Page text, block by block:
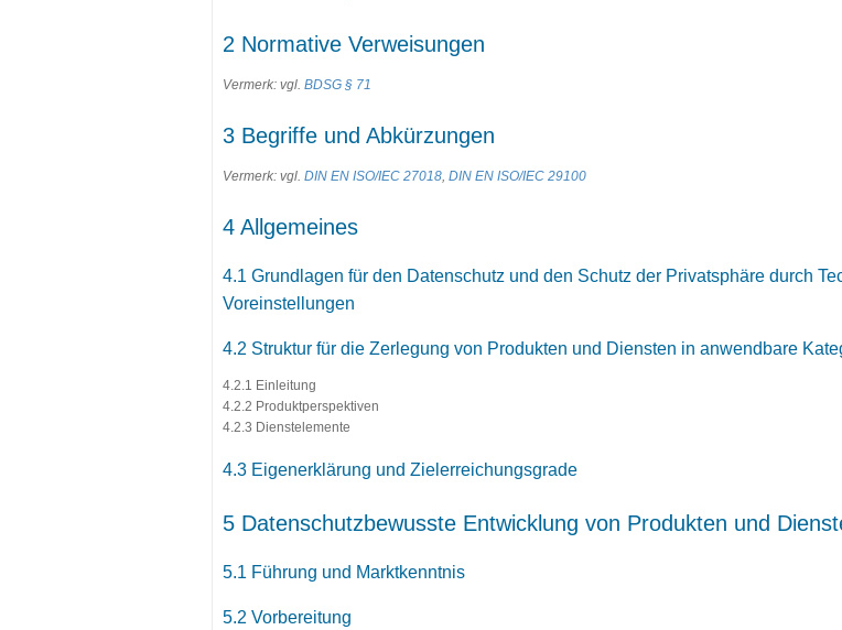
2 Normative Verweisungen
Vermerk: vgl. BDSG § 71
3 Begriffe und Abkürzungen
Vermerk: vgl. DIN EN ISO/IEC 27018, DIN EN ISO/IEC 29100
4 Allgemeines
4.1 Grundlagen für den Datenschutz und den Schutz der Privatsphäre durch
Voreinstellungen
4.2 Struktur für die Zerlegung von Produkten und Diensten in anwendbare
4.2.1 Einleitung
4.2.2 Produktperspektiven
4.2.3 Dienstelemente
4.3 Eigenerklärung und Zielerreichungsgrade
5 Datenschutzbewusste Entwicklung von Produkten und
5.1 Führung und Marktkenntnis
5.2 Vorbereitung